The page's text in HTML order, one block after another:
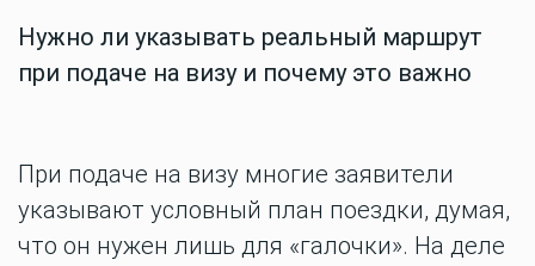
Нужно ли указывать реальный маршрут
при подаче на визу и почему это важно
При подаче на визу многие заявители
указывают условный план поездки, думая,
что он нужен лишь для «галочки». На деле